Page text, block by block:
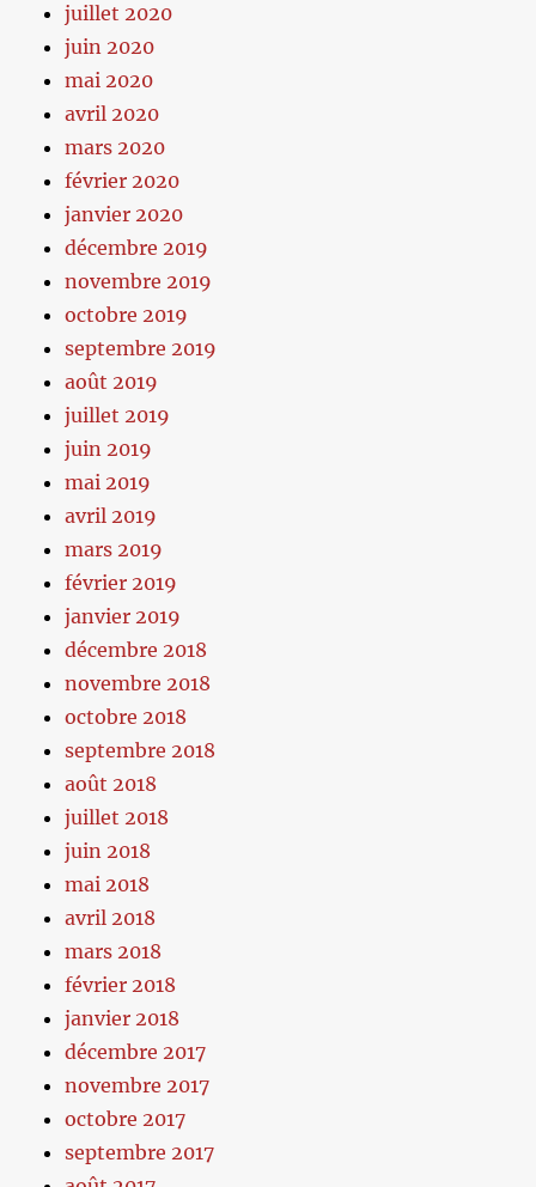
juillet 2020
juin 2020
mai 2020
avril 2020
mars 2020
février 2020
janvier 2020
décembre 2019
novembre 2019
octobre 2019
septembre 2019
août 2019
juillet 2019
juin 2019
mai 2019
avril 2019
mars 2019
février 2019
janvier 2019
décembre 2018
novembre 2018
octobre 2018
septembre 2018
août 2018
juillet 2018
juin 2018
mai 2018
avril 2018
mars 2018
février 2018
janvier 2018
décembre 2017
novembre 2017
octobre 2017
septembre 2017